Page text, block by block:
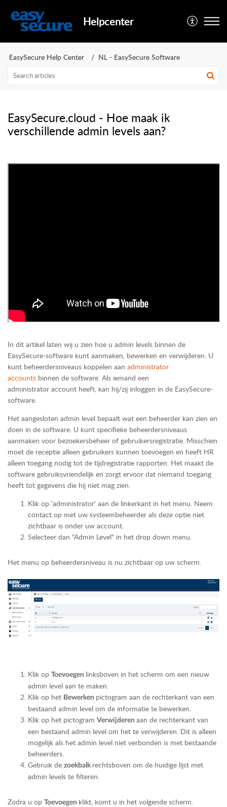
Helpcenter
EasySecure Help Center NL - EasySecure Software
EasySecure.cloud - Hoe maak ik
verschillende admin levels aan?
In dit artikel laten wij u zien hoe u admin levels binnen de
EasySecure-software kunt aanmaken, bewerken en verwijderen. U
kunt beheerdersniveaus koppelen aan administrator
accounts binnen de software. Als iemand een
administrator account heeft, kan hij/zij inloggen in de EasySecure-
software.
Het aangesloten admin level bepaalt wat een beheerder kan zien en
doen in de software. U kunt specifieke beheerdersniveaus
aanmaken voor bezoekersbeheer of gebruikersregistratie. Misschien
moet de receptie alleen gebruikers kunnen toevoegen en heeft HR
alleen toegang nodig tot de tijdregistratie rapporten. Het maakt de
software gebruiksvriendelijk en zorgt ervoor dat niemand toegang
heeft tot gegevens die hij niet mag zien.
Klik op 'administrator' aan de linkerkant in het menu. Neem
contact op met uw systeembeheerder als deze optie niet
zichtbaar is onder uw account.
Selecteer dan "Admin Level" in het drop down menu.
Het menu op beheerdersniveau is nu zichtbaar op uw scherm.
Klik op Toevoegen linksboven in het scherm om een nieuw
admin level aan te maken.
Klik op het Bewerken pictogram aan de rechterkant van een
bestaand admin level om de informatie te bewerken.
Klik op het pictogram Verwijderen aan de rechterkant van
een bestaand admin level om het te verwijderen. Dit is alleen
mogelijk als het admin level niet verbonden is met bestaande
beheerders.
Gebruik de zoekbalk rechtsboven om de huidige lijst met
admin levels te filteren.
Zodra u op Toevoegen klikt, komt u in het volgende scherm.